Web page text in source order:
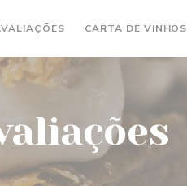
CARTA DE VINHOS